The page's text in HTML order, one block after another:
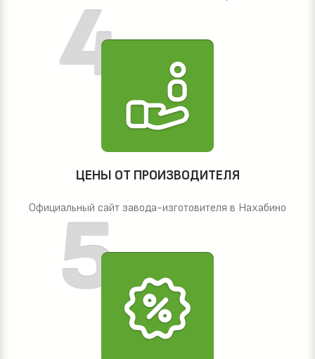
ЦЕНЫ ОТ ПРОИЗВОДИТЕЛЯ
Официальный сайт завода-изготовителя в Нахабино